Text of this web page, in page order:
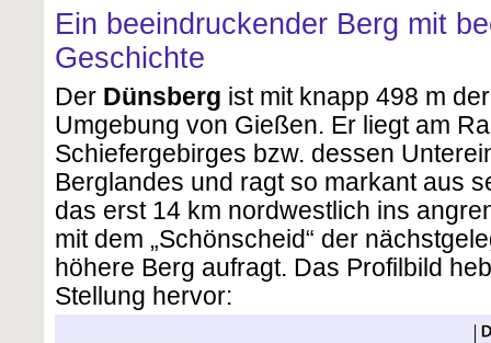
Ein beeindruckender Berg mit
Geschichte
Der Dünsberg ist mit knapp 498 m
Umgebung von Gießen. Er liegt am
Schiefergebirges bzw. dessen
Berglandes und ragt so markant aus
das erst 14 km nordwestlich ins
mit dem „Schönscheid“ der
höhere Berg aufragt. Das Profilbild
Stellung hervor: